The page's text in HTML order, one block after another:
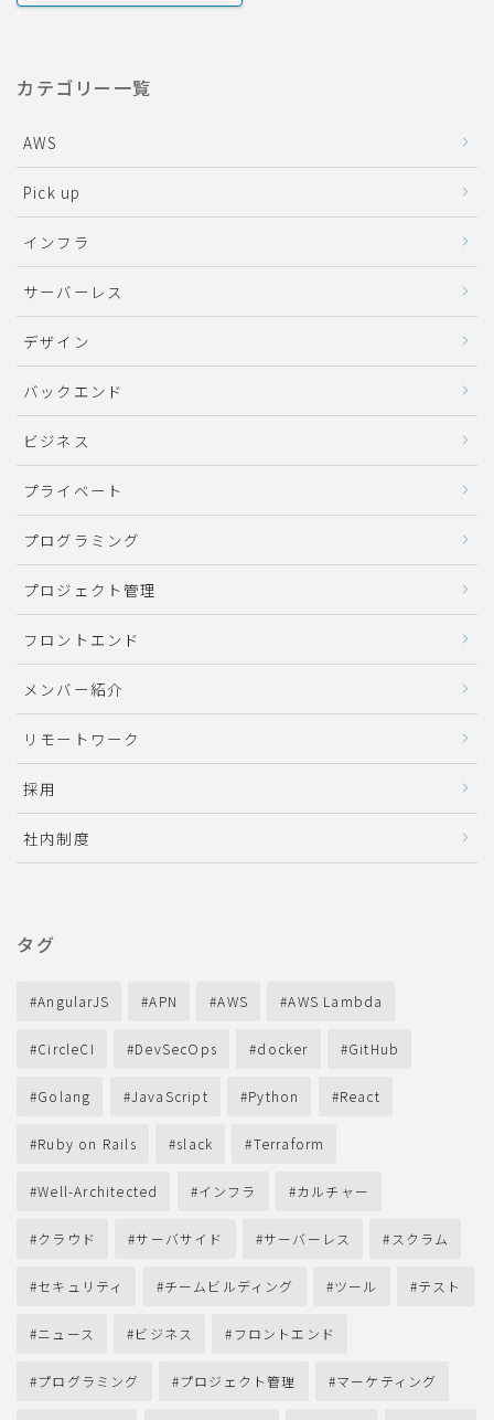
カテゴリー一覧
AWS
Pick up
インフラ
サーバーレス
デザイン
バックエンド
ビジネス
プライベート
プログラミング
プロジェクト管理
フロントエンド
メンバー紹介
リモートワーク
採用
社内制度
タグ
AngularJS APN AWS AWS Lambda
CircleCI DevSecOps docker GitHub
Golang JavaScript Python React
Ruby on Rails slack Terraform
Well-Architected インフラ カルチャー
クラウド サーバサイド サーバーレス スクラム
セキュリティ チームビルディング ツール テスト
ニュース ビジネス フロントエンド
プログラミング プロジェクト管理 マーケティング